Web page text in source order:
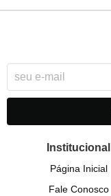
Institucional
Página Inicial
Fale Conosco